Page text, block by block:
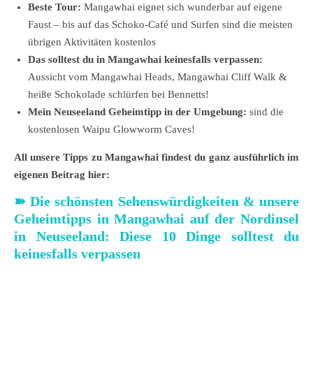
Beste Tour: Mangawhai eignet sich wunderbar auf eigene
Faust – bis auf das Schoko-Café und Surfen sind die meisten
übrigen Aktivitäten kostenlos
Das solltest du in Mangawhai keinesfalls verpassen:
Aussicht vom Mangawhai Heads, Mangawhai Cliff Walk &
heiße Schokolade schlürfen bei Bennetts!
Mein Neuseeland Geheimtipp in der Umgebung: sind die
kostenlosen Waipu Glowworm Caves!
All unsere Tipps zu Mangawhai findest du ganz ausführlich im
eigenen Beitrag hier:
➽ Die schönsten Sehenswürdigkeiten & unsere
Geheimtipps in Mangawhai auf der Nordinsel
in Neuseeland: Diese 10 Dinge solltest du
keinesfalls verpassen